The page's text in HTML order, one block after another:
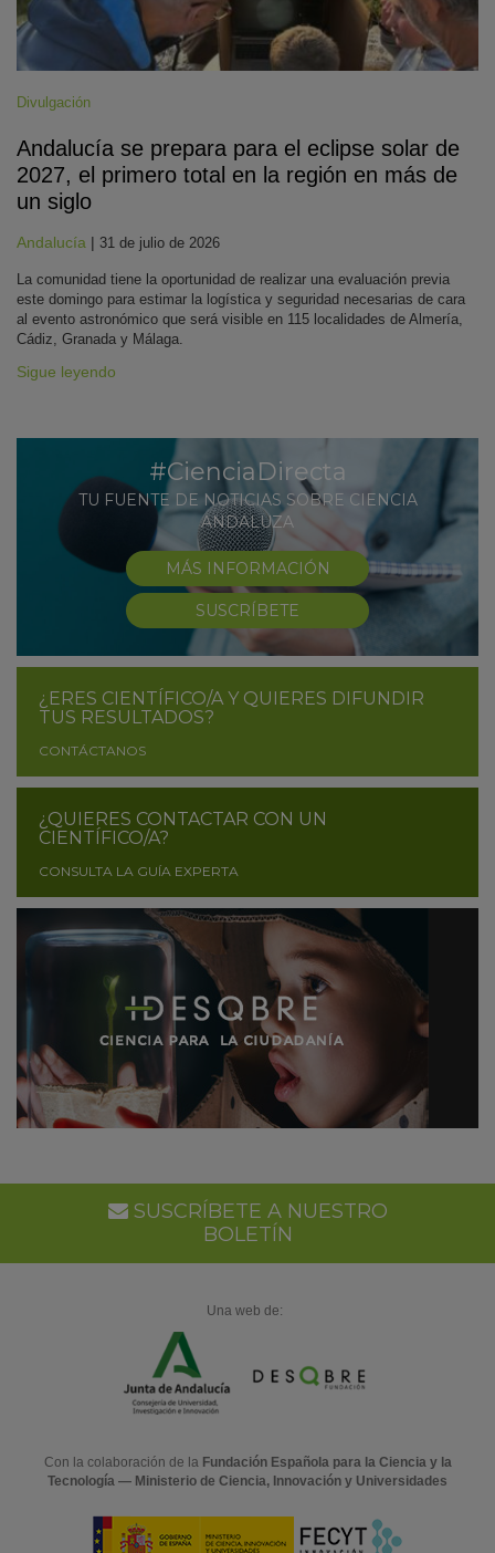
Divulgación
Andalucía se prepara para el eclipse solar de
2027, el primero total en la región en más de
un siglo
Andalucía | 31 de julio de 2026
La comunidad tiene la oportunidad de realizar una evaluación previa
este domingo para estimar la logística y seguridad necesarias de cara
al evento astronómico que será visible en 115 localidades de Almería,
Cádiz, Granada y Málaga.
Sigue leyendo
#CienciaDirecta
TU FUENTE DE NOTICIAS SOBRE CIENCIA
ANDALUZA
MÁS INFORMACIÓN
SUSCRÍBETE
¿ERES CIENTÍFICO/A Y QUIERES DIFUNDIR
TUS RESULTADOS?
CONTÁCTANOS
¿QUIERES CONTACTAR CON UN
CIENTÍFICO/A?
CONSULTA LA GUÍA EXPERTA
SUSCRÍBETE A NUESTRO
BOLETÍN
Una web de:
Con la colaboración de la Fundación Española para la Ciencia y la
Tecnología — Ministerio de Ciencia, Innovación y Universidades